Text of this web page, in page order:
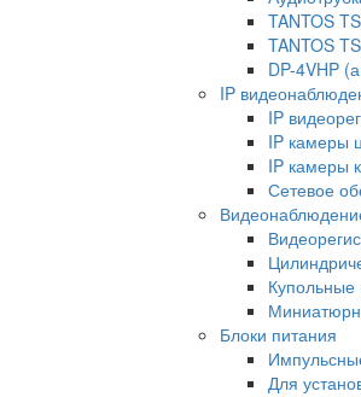
TANTOS
TANTOS
DP-4VHP
IP
IP
IP камеры
IP камеры
Сетевое
Блоки питания
Для